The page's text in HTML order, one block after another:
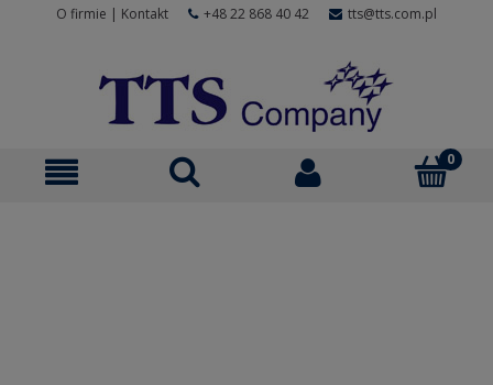
O firmie | Kontakt +48 22 868 40 42 tts@tts.com.pl